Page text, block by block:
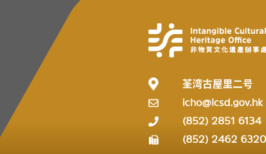
荃湾古屋里二号
icho@lcsd.gov.hk
(852) 2851 6134
(852) 2462